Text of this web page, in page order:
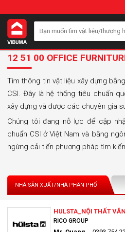
12 51 00 OFFICE
Tìm thông tin vật liệu xây dựng
CSI. Đây là hệ thống tiêu chuẩn
xây dựng và được các chuyên gia
Chúng tôi đang nỗ lực để cập
chuẩn CSI ở Việt Nam và bằng
ngừng cải tiến phương pháp tìm
NHÀ SẢN XUẤT/NHÀ PHÂN PHỐI
HULSTA_NỘI THẤT
RICO GROUP